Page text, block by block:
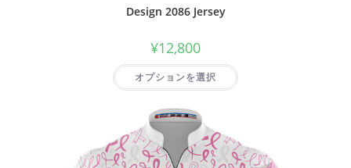
Design 2086 Jersey
¥12,800
オプションを選択